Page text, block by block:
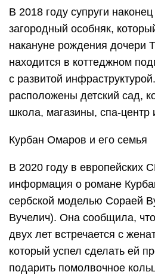
В 2018 году супруги
загородный особняк,
накануне рождения дочери
находится в коттеджном
с развитой
расположены детский сад,
школа, магазины, спа-центр
Курбан Омаров и его семья
В 2020 году в европейских
информация о романе
сербской моделью Сораей
Вучелич). Она сообщила,
двух лет встречается с
который успел сделать ей
подарить помолвочное